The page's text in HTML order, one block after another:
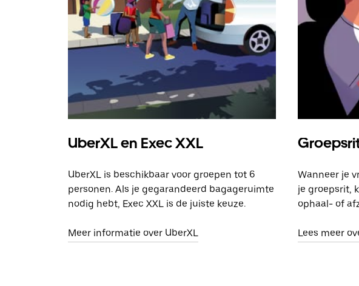
UberXL en Exec XXL
UberXL is beschikbaar voor groepen tot 6
personen. Als je gegarandeerd bagageruimte
nodig hebt, Exec XXL is de juiste keuze.
Meer informatie over UberXL
Wanneer je
je groepsrit,
ophaal- of
Lees meer